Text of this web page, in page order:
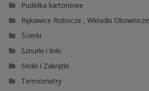
Pudełka kartonowe
Rękawice Robocze , Wkładki Obuwnicze
Ścierki
Sznurki i linki
Słoiki i Zakrętki
Termometry